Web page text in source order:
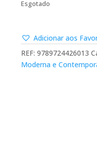
Esgotado
Adicionar aos
REF: 9789724426013
Moderna e